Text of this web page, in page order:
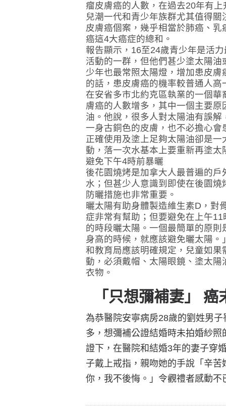
瘤皮膚癌的人數，在過去20年有
兒潮一代和青少年族群尤其值得
皮膚癌個案，幾乎相當於肺癌、
癌這4大癌症的總和。
報告顯示，16至24歲青少年是活
活動的一群，但他們甚少塗太陽
少年也最常照太陽燈，增加患皮
的話，患皮膚癌的機率較普通人高
在安省多市北約克區執業的一個華
膚癌的人數增多，其中一個主要原
油。他說，很多人對太陽油有誤
一身古銅色的皮膚，也不必擔心會
正確使用及塗上足夠太陽油卻是
動，落一次水基本上要重新再塗太
避免下午4時前暴曬
後花園燒烤是加拿大人最普遍的戶
水；但甚少人意識到即使在後園
防曬措施也非常重要。
曬太陽有助身體製造維生素D，對
症非常有幫助；但要避免在上午
的時段曬太陽。一個最簡單的原
身高的時候，就應該避免曬太陽
和教育局應該明確規定，兒童如果
動，必須戴帽、太陽眼鏡、塗太陽
衣物。
「只想彌補妻」
為恭醫院安寧病房28歲的劉姓男
多，想彌補公證結婚時未拍婚紗
證下，在醫院和結婚3年的妻子穿
子戴上戒指，親吻她的手說「辛
你，我不後悔。」令觀禮者感動不